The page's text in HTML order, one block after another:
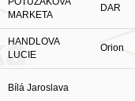
MARKETA
DAR
HANDLOVA
LUCIE
Orion
Bílá Jaroslava